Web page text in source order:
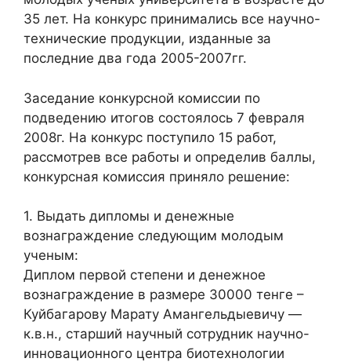
35 лет. На конкурс принимались все научно-
технические продукции, изданные за
последние два года 2005-2007гг.
Заседание конкурсной комиссии по
подведению итогов состоялось 7 февраля
2008г. На конкурс поступило 15 работ,
рассмотрев все работы и определив баллы,
конкурсная комиссия приняло решение:
1. Выдать дипломы и денежные
вознаграждение следующим молодым
ученым:
Диплом первой степени и денежное
вознаграждение в размере 30000 тенге –
Куйбагарову Марату Амангельдыевичу —
к.в.н., старший научный сотрудник научно-
инновационного центра биотехнологии